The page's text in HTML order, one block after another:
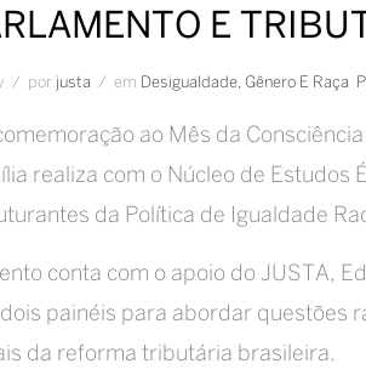
E
/ por Justa / em Desigualdade, Gênero E Raça
ao Mês da
realiza com o Núcleo de Estudos
da Política de Igualdade
conta com o apoio do JUSTA,
painéis para abordar questões
da reforma tributária brasileira.